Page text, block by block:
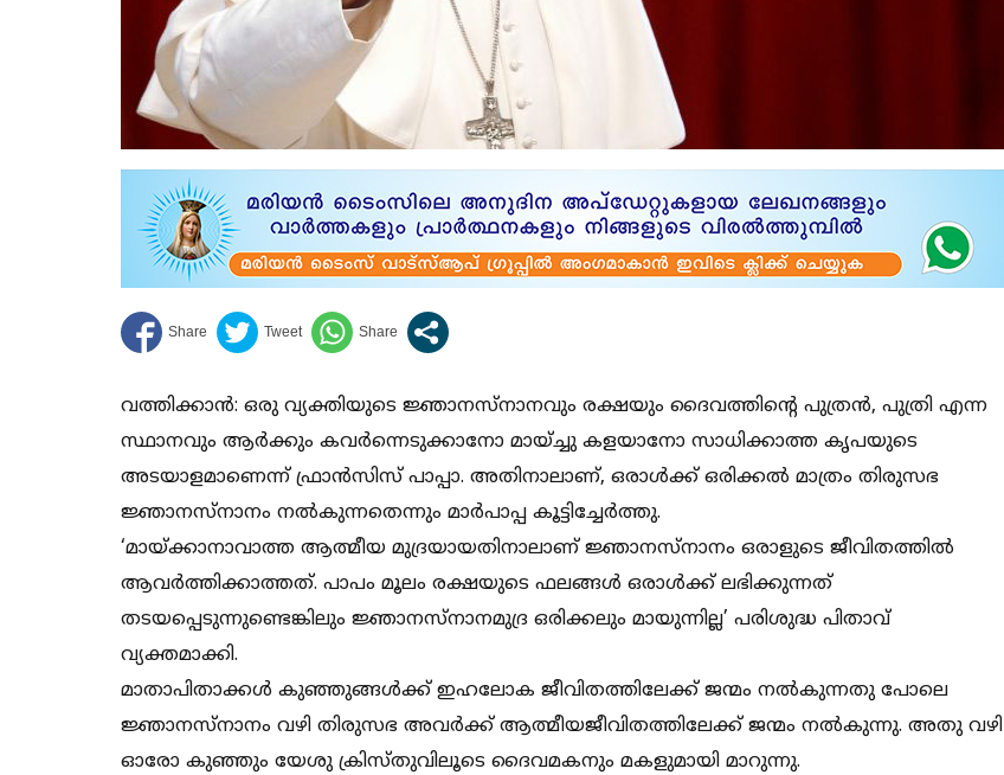
വത്തിക്കാന്‍: ഒരു വ്യക്തിയുടെ ജ്ഞാനസ്‌നാനവും രക്ഷയും ദൈവത്തിന്റെ പുത്രന്‍, പുത്രി എന്ന
സ്ഥാനവും ആര്‍ക്കും കവര്‍ന്നെടുക്കാനോ മായ്ച്ചു കളയാനോ സാധിക്കാത്ത കൃപയുടെ
അടയാളമാണെന്ന് ഫ്രാന്‍സിസ് പാപ്പാ. അതിനാലാണ്, ഒരാള്‍ക്ക് ഒരിക്കല്‍ മാത്രം തിരുസഭ
ജ്ഞാനസ്‌നാനം നല്‍കുന്നതെന്നും മാര്‍പാപ്പ കൂട്ടിച്ചേര്‍ത്തു.
‘മായ്ക്കാനാവാത്ത ആത്മീയ മുദ്രയായതിനാലാണ് ജ്ഞാനസ്‌നാനം ഒരാളുടെ ജീവിതത്തില്‍
ആവര്‍ത്തിക്കാത്തത്. പാപം മൂലം രക്ഷയുടെ ഫലങ്ങള്‍ ഒരാള്‍ക്ക് ലഭിക്കുന്നത്
തടയപ്പെടുന്നുണ്ടെങ്കിലും ജ്ഞാനസ്‌നാനമുദ്ര ഒരിക്കലും മായുന്നില്ല’ പരിശുദ്ധ പിതാവ്
വ്യക്തമാക്കി.
മാതാപിതാക്കള്‍ കുഞ്ഞുങ്ങള്‍ക്ക് ഇഹലോക ജീവിതത്തിലേക്ക് ജന്മം നല്‍കുന്നതു പോലെ
ജ്ഞാനസ്‌നാനം വഴി തിരുസഭ അവര്‍ക്ക് ആത്മീയജീവിതത്തിലേക്ക് ജന്മം നല്‍കുന്നു. അതു വഴി
ഓരോ കുഞ്ഞും യേശു ക്രിസ്തുവിലൂടെ ദൈവമകനും മകളുമായി മാറുന്നു.